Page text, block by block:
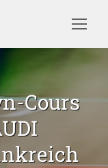
Search:
Cours